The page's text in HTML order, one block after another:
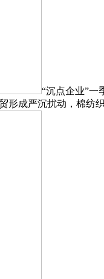
“沉点企业”一
成严沉扰动，棉纺